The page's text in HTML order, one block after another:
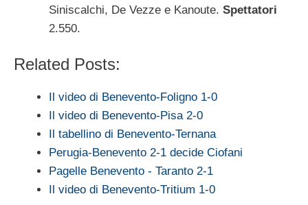
Siniscalchi, De Vezze e Kanoute. Spettatori
2.550.
Related Posts:
Il video di Benevento-Foligno 1-0
Il video di Benevento-Pisa 2-0
Il tabellino di Benevento-Ternana
Perugia-Benevento 2-1 decide Ciofani
Pagelle Benevento - Taranto 2-1
Il video di Benevento-Tritium 1-0